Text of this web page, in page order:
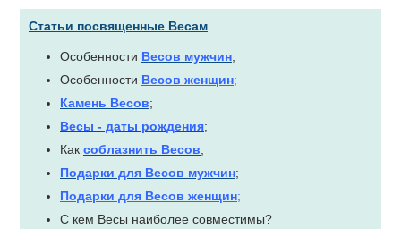
Статьи посвященные Весам
Особенности Весов мужчин;
Особенности Весов женщин;
Камень Весов;
Весы - даты рождения;
Как соблазнить Весов;
Подарки для Весов мужчин;
Подарки для Весов женщин;
С кем Весы наиболее совместимы?